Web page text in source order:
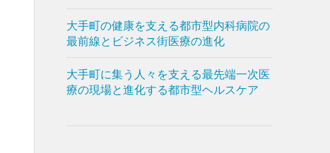
大手町の健康を支える都市型内科病院の
最前線とビジネス街医療の進化
大手町に集う人々を支える最先端一次医
療の現場と進化する都市型ヘルスケア